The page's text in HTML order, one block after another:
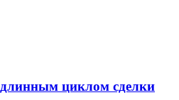
циклом сделки